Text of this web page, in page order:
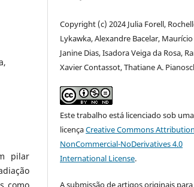
pilar
Copyright (c) 2024 Julia Forell,
Lykawka, Alexandre Bacelar, Maurício
Janine Dias, Isadora Veiga da Rosa,
Xavier Contassot, Thatiane A.
Este trabalho está licenciado sob uma
licençaCreative Commons
NonCommercial-NoDerivatives 4.0
International License.
A submissão de artigos originais para